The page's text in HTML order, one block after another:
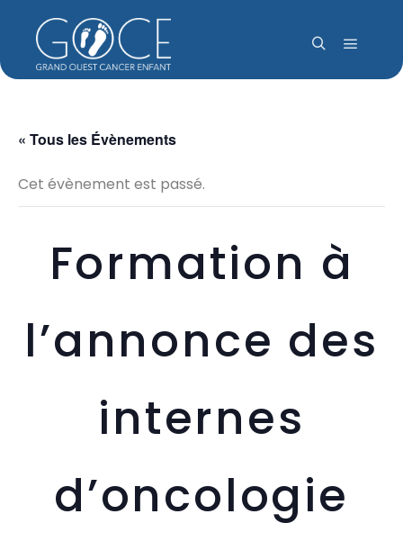
Menu
« Tous les Évènements
Cet évènement est passé.
Formation à
l’annonce des
internes
d’oncologie